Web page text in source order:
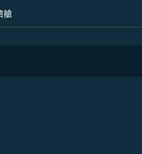
option 經濟艙 Selected
艙